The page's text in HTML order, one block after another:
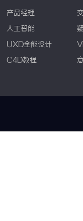
产品经理
人工智能
UXD全能设计
C4D教程